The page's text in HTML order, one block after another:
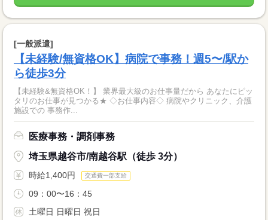
[一般派遣]
【未経験/無資格OK】病院で事務！週5〜/駅か
ら徒歩3分
【未経験&無資格OK！】 業界最大級のお仕事量だから あなたにピッ
タリのお仕事が見つかる★ ◇お仕事内容◇ 病院やクリニック、介護
施設での 事務作...
医療事務・調剤事務
埼玉県越谷市/南越谷駅（徒歩 3分）
時給1,400円 交通費一部支給
09：00〜16：45
土曜日 日曜日 祝日